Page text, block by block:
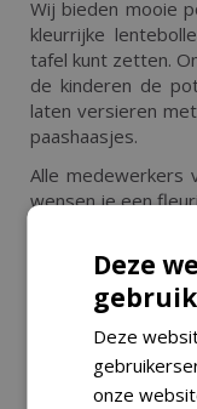
Wij bieden mooie
kleurrijke
tafel kunt zetten.
de kinderen de
laten versieren
paashaasjes.
Alle medewerkers
wensen je een
KIJK OOK
BERICHTEN:
Deze
Deze
onze